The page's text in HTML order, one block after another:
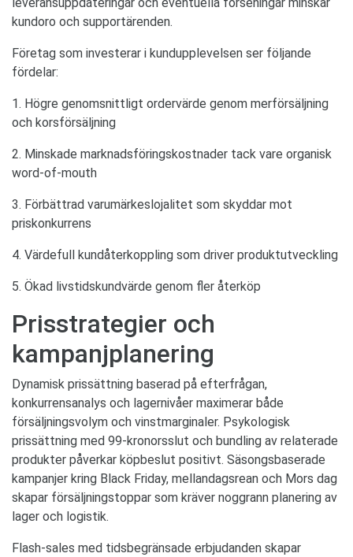
kundoro och supportärenden.
Företag som investerar i kundupplevelsen ser följande
fördelar:
1. Högre genomsnittligt ordervärde genom merförsäljning
och korsförsäljning
2. Minskade marknadsföringskostnader tack vare organisk
word-of-mouth
3. Förbättrad varumärkeslojalitet som skyddar mot
priskonkurrens
4. Värdefull kundåterkoppling som driver produktutveckling
5. Ökad livstidskundvärde genom fler återköp
Prisstrategier och
kampanjplanering
Dynamisk prissättning baserad på efterfrågan,
konkurrensanalys och lagernivåer maximerar både
försäljningsvolym och vinstmarginaler. Psykologisk
prissättning med 99-kronorsslut och bundling av relaterade
produkter påverkar köpbeslut positivt. Säsongsbaserade
kampanjer kring Black Friday, mellandagsrean och Mors dag
skapar försäljningstoppar som kräver noggrann planering av
lager och logistik.
Flash-sales med tidsbegränsade erbjudanden skapar